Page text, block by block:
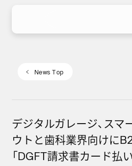
デジタルガレージ、スマ
ウトと歯科業界向けに
「DGFT請求書カード払
News Top